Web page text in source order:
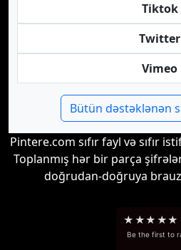
Tiktok
Twitter
Vimeo
Bütün dəstəklənən
Pintere.com sıfır fayl və sıfır
Toplanmış hər bir parça
doğrudan-doğruya
★ ★★ ★★
Be the first to